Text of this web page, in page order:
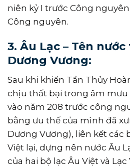
niên kỷ I trước Công
Công nguyên.
3. Âu Lạc – Tên
Dương Vương:
Sau khi khiến Tần Thủy
chịu thất bại trong âm mưu
vào năm 208 trước công
bằng ưu thế của mình đã
Dương Vương), liên kết các
Việt lại, dựng nên nước Âu
của hai bộ lạc Âu Việt và